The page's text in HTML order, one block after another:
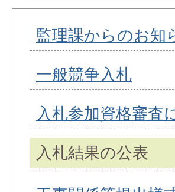
監理課からのお知
一般競争入札
入札参加資格審査
入札結果の公表